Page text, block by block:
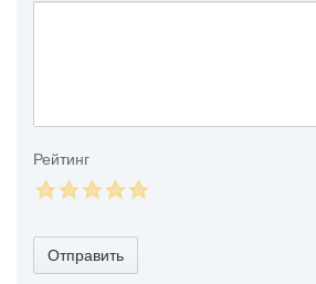
Рейтинг
Отправить